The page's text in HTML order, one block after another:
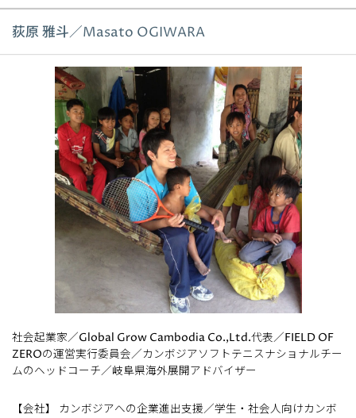
荻原 雅斗／Masato OGIWARA
社会起業家／Global Grow Cambodia Co.,Ltd.代表／FIELD OF
ZEROの運営実行委員会／カンボジアソフトテニスナショナルチー
ムのヘッドコーチ／岐阜県海外展開アドバイザー
【会社】 カンボジアへの企業進出支援／学生・社会人向けカンボ